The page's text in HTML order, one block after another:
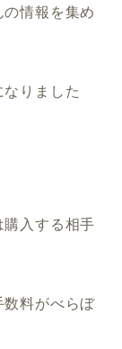
情報を集め
りました
購入する相手
数料がべらぼ